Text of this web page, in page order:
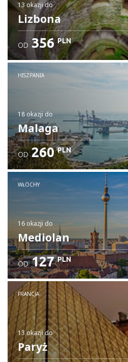
13 okazjido
Lizbona
OD 356 PLN
HISZPANIA
18 okazjido
Malaga
OD 260 PLN
WŁOCHY
16 okazji do
Mediolan
OD 127 PLN
FRANCJA
13 okazjido
Paryż